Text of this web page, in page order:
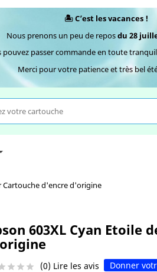
🏝️ C’est les vacances !
Nous prenons un peu de reposdu 28
passer commande en toute
Merci pour votre patience et très bel
Cartouche d'encre d'origine
603XL Cyan Etoile
   (0) Lire les avis Donner